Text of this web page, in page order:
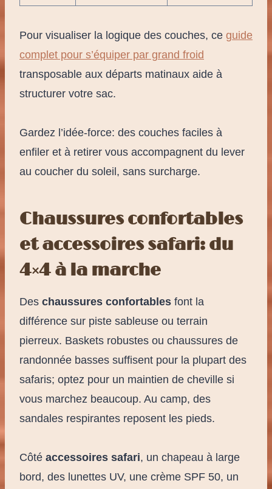
Pour visualiser la logique des couches, ce guide
complet pour s’équiper par grand froid
transposable aux départs matinaux aide à
structurer votre sac.
Gardez l’idée-force: des couches faciles à
enfiler et à retirer vous accompagnent du lever
au coucher du soleil, sans surcharge.
Chaussures confortables
et accessoires safari: du
4×4 à la marche
Des chaussures confortables font la
différence sur piste sableuse ou terrain
pierreux. Baskets robustes ou chaussures de
randonnée basses suffisent pour la plupart des
safaris; optez pour un maintien de cheville si
vous marchez beaucoup. Au camp, des
sandales respirantes reposent les pieds.
Côté accessoires safari, un chapeau à large
bord, des lunettes UV, une crème SPF 50, un